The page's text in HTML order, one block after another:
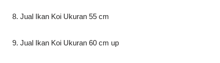
8. Jual Ikan Koi Ukuran 55 cm
9. Jual Ikan Koi Ukuran 60 cm up